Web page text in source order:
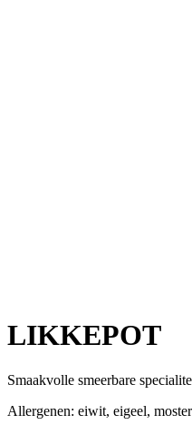
LIKKEPOT
Smaakvolle smeerbare
Allergenen: eiwit, eigeel,